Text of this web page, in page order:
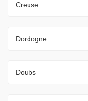
Creuse
Dordogne
Doubs